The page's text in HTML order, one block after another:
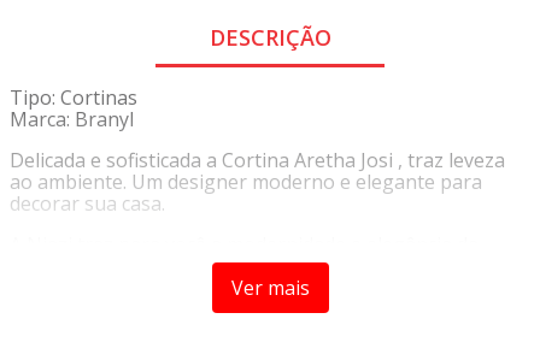
DESCRIÇÃO
Tipo: Cortinas
Marca: Branyl
Delicada e sofisticada a Cortina Aretha Josi , traz leveza
ao ambiente. Um designer moderno e elegante para
decorar sua casa.
Cortina Josi da Branyl, beleza e conforto, é confeccionada
com produtos de qualidade, ocasionando conforto e bem
estar. Você não vai se arrepender, poderá dar um toque
Ver mais